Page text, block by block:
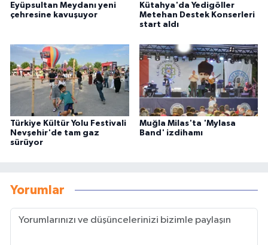
Eyüpsultan Meydanı yeni
çehresine kavuşuyor
Kütahya'da Yedigöller
Metehan Destek Konserleri
start aldı
Türkiye Kültür Yolu Festivali
Nevşehir'de tam gaz
sürüyor
Muğla Milas'ta 'Mylasa
Band' izdihamı
Yorumlar